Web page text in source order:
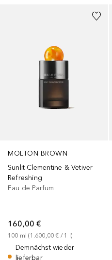
MOLTON BROWN
Sunlit Clementine & Vetiver
Refreshing
Eau de Parfum
160,00 €
100 ml (1.600,00 € / 1 l)
Demnächst wieder
lieferbar